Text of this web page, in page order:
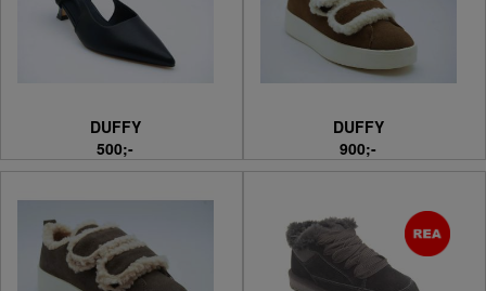
DUFFY
500;-
DUFFY
900;-